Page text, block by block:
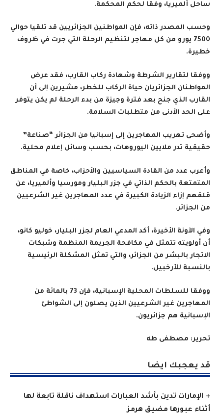
ساحل ألميريا، وفقا لحكم المحكمة.
وحسب المصدر ذاته، فإن المواطنين الجزائريين قد تلقيا حوالي
7500 يورو من كل مهاجر لتنظيم الرحلة التي جرت في ظروف
خطيرة.
ووفقا لتقارير الشرطة وشهادة ركاب القارب، فقد عرض
المواطنان الجزائريان حياة الركاب للخطر، مشيرين إلى أن
القارب الذي جنح بعد فترة وجيزة من بدء الرحلة لم يكن يتوفر
على الحد الأدنى من متطلبات السلامة.
وأضحى تهريب المهاجرين إلى إسبانيا من الجزائر “صناعة”
حقيقية تدر ملايين اليوروهات، بحسب وسائل إعلام محلية.
وأعرب عدد من القادة السياسيين والأحزاب، خاصة في المناطق
المتمتعة بالحكم الذاتي في جزر البليار ومورسيا وألميريا، عن
قلقهم إزاء الزيادة الكبيرة في عدد المهاجرين غير الشرعيين
من الجزائر.
وفي الآونة الأخيرة، أكد المدعي العام لجزر البليار، خوليو كانو،
أن أولويته تتمثل في مكافحة الجريمة المنظمة وشبكات
الاتجار بالبشر من الجزائر، والتي تمثل المشكلة الرئيسية
بالنسبة للأرخبيل.
ووفقا للسلطات المحلية الإسبانية، فإن 73 بالمائة من
المهاجرين غير الشرعيين الذين يصلون إلى الشواطئ
الإسبانية هم جزائريون.
تحرير: مصطفى طه
قد يعجبك ايضا
الإمارات تدين بأشد العبارات استهداف ناقلة تابعة لها
أثناء عبورها مضيق هرمز